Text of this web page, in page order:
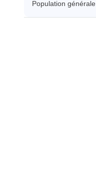
Population générale